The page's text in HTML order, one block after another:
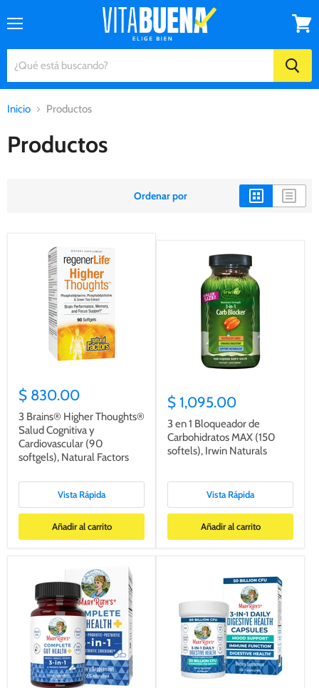
carrito
Inicio Productos
Productos
Ordenar por
$ 830.00
3 Brains® Higher Thoughts®
Salud Cognitiva y
Cardiovascular (90
softgels), Natural Factors
Vista Rápida
Añadir al carrito
$ 1,095.00
3 en 1 Bloqueador de
Carbohidratos MAX (150
softels), Irwin Naturals
Vista Rápida
Añadir al carrito